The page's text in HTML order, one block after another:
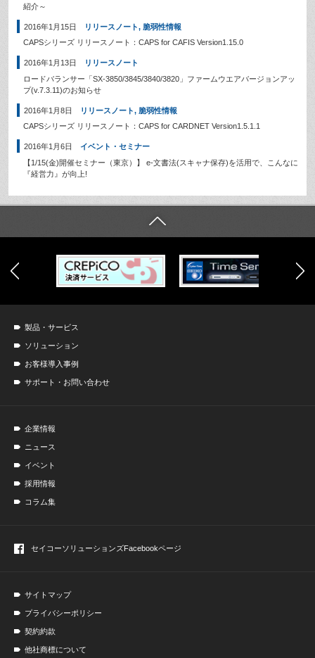
紹介～
2016年1月15日 リリースノート, 脆弱性情報
CAPSシリーズ リリースノート：CAPS for CAFIS Version1.15.0
2016年1月13日
リリースノート
ロードバランサー「SX-3850/3845/3840/3820」ファームウエアバージョンアッ
プ(v.7.3.11)のお知らせ
2016年1月8日 リリースノート, 脆弱性情報
CAPSシリーズ リリースノート：CAPS for CARDNET Version1.5.1.1
2016年1月6日
イベント・セミナー
【1/15(金)開催セミナー（東京）】 e-文書法(スキャナ保存)を活用で、こんなに
『経営力』が向上!
製品・サービス
ソリューション
お客様導入事例
サポート・お問い合わせ
企業情報
ニュース
イベント
採用情報
コラム集
セイコーソリューションズFacebookページ
サイトマップ
プライバシーポリシー
契約約款
他社商標について